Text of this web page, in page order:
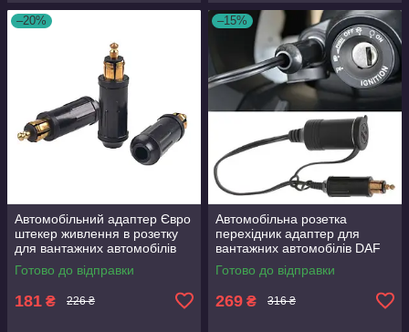
–20%
Автомобільний адаптер Євро
штекер живлення в розетку
для вантажних автомобілів
DAF MAN потужність 15А
150W 12-24В
Готово до відправки
181 ₴ 226 ₴
–15%
Автомобільна розетка
перехідник адаптер для
вантажних автомобілів DAF
MAN 12 В — 24 В гніздо
прикурювача C3824
Готово до відправки
269 ₴ 316 ₴